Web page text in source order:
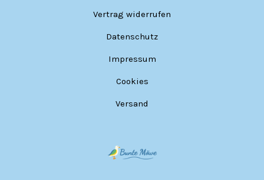
Vertrag widerrufen
Datenschutz
Impressum
Cookies
Versand